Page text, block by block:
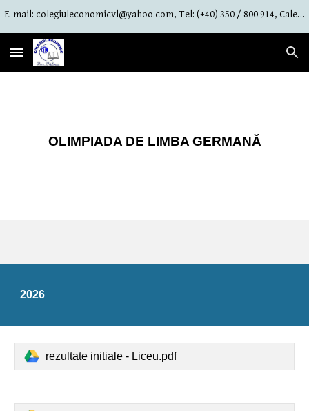
E-mail: colegiuleconomicvl@yahoo.com, Tel: (+40) 350 / 800 914, Calea lui Traian Nr. 91, Râmnicu Vâlcea, jud. Vâlcea
OLIMPIADA DE LIMBA GERMANĂ
2026
rezultate initiale - Liceu.pdf